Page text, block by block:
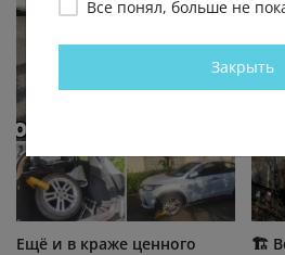
Ещё и в краже ценного
🏗
Все понял, больше не
Закрыть